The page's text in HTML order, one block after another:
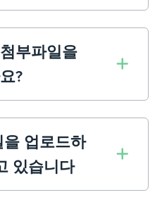
부파일을
?
업로드하
있습니다